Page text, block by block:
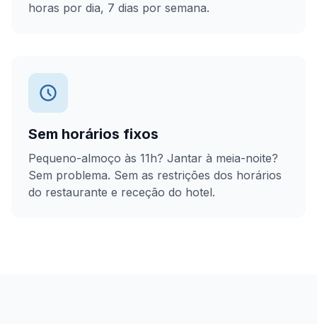
horas por dia, 7 dias por semana.
Sem horários fixos
Pequeno-almoço às 11h? Jantar à meia-noite?
Sem problema. Sem as restrições dos horários
do restaurante e receção do hotel.